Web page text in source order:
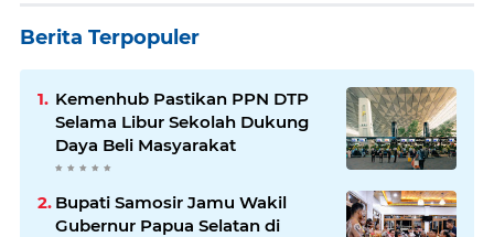
Berita Terpopuler
Kemenhub Pastikan PPN DTP
Selama Libur Sekolah Dukung
Daya Beli Masyarakat
Bupati Samosir Jamu Wakil
Gubernur Papua Selatan di